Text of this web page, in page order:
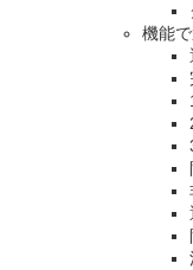
機能